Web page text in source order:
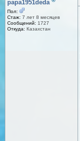
papa1951deda
Пол:
Стаж: 7 лет 8 месяцев
Сообщений: 1727
Откуда: Казахстан